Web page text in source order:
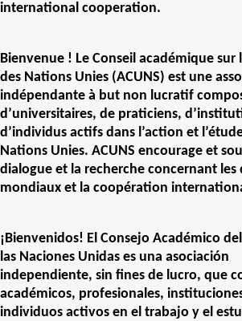
international cooperation.
Bienvenue ! Le Conseil académique sur
des Nations Unies (ACUNS) est une
indépendante à but non lucratif
d’universitaires, de praticiens,
d’individus actifs dans l’action et
Nations Unies. ACUNS encourage et
dialogue et la recherche concernant les
mondiaux et la coopération
¡Bienvenidos! El Consejo Académico
las Naciones Unidas es una asociación
independiente, sin fines de lucro, que
académicos, profesionales,
individuos activos en el trabajo y el